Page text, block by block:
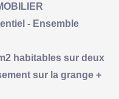
- Ensemble
habitables sur deux
sur la grange +